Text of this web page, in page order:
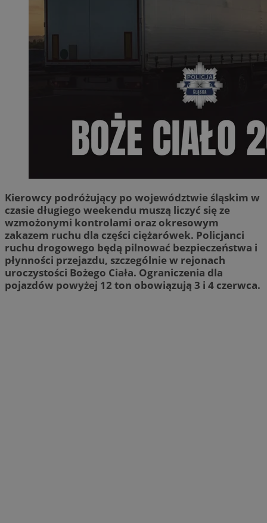
Kierowcy podróżujący po województwie śląskim w
czasie długiego weekendu muszą liczyć się ze
wzmożonymi kontrolami oraz okresowym
zakazem ruchu dla części ciężarówek. Policjanci
ruchu drogowego będą pilnować bezpieczeństwa i
płynności przejazdu, szczególnie w rejonach
uroczystości Bożego Ciała. Ograniczenia dla
pojazdów powyżej 12 ton obowiązują 3 i 4 czerwca.